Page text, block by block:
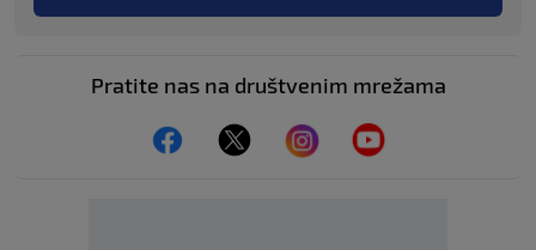
Pratite nas na društvenim mrežama